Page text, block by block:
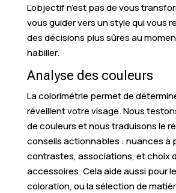
L’objectif n’est pas de vous
vous guider vers un style qui vous
des décisions plus sûres au
habiller.
Analyse des couleurs
La colorimétrie permet de
réveillent votre visage. Nous
de couleurs et nous traduisons le
conseils actionnables : nuances à
contrastes, associations, et choix
accessoires. Cela aide aussi pour
coloration, ou la sélection de